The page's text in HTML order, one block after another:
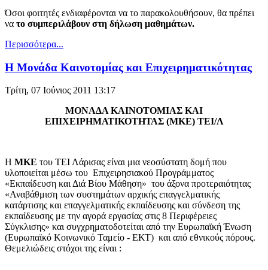
Όσοι φοιτητές ενδιαφέρονται να τo παρακολουθήσουν, θα πρέπει
να τo συμπεριλάβουν στη δήλωση μαθημάτων.
Περισσότερα...
H Μονάδα Καινοτομίας και Eπιχειρηματικότητας
Τρίτη, 07 Ιούνιος 2011 13:17
ΜΟΝΑΔΑ ΚΑΙΝΟΤΟΜΙΑΣ ΚΑΙ
ΕΠΙΧΕΙΡΗΜΑΤΙΚΟΤΗΤΑΣ (ΜΚΕ) ΤΕΙ/Λ
Η ΜΚΕ του ΤΕΙ Λάρισας είναι μια νεοσύστατη δομή που
υλοποιείται μέσω του Επιχειρησιακού Προγράμματος
«Εκπαίδευση και Διά Βίου Μάθηση» του άξονα προτεραιότητας
«Αναβάθμιση των συστημάτων αρχικής επαγγελματικής
κατάρτισης και επαγγελματικής εκπαίδευσης και σύνδεση της
εκπαίδευσης με την αγορά εργασίας στις 8 Περιφέρειες
Σύγκλισης» και συγχρηματοδοτείται από την Ευρωπαϊκή Ένωση
(Ευρωπαϊκό Κοινωνικό Ταμείο - ΕΚΤ) και από εθνικούς πόρους.
Θεμελιώδεις στόχοι της είναι :